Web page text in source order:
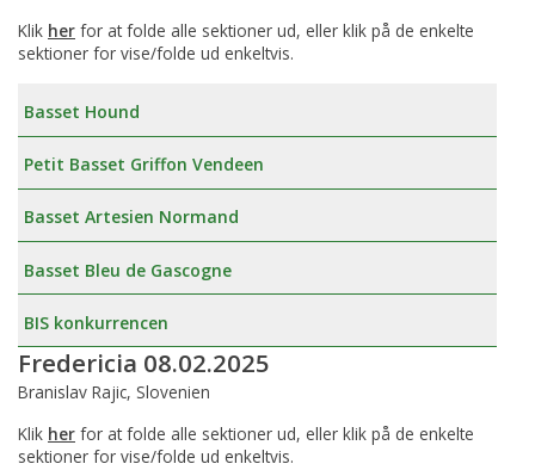
Klik her for at folde alle sektioner ud, eller klik på de enkelte
sektioner for vise/folde ud enkeltvis.
Basset Hound
Petit Basset Griffon Vendeen
Basset Artesien Normand
Basset Bleu de Gascogne
BIS konkurrencen
Fredericia 08.02.2025
Branislav Rajic, Slovenien
Klik her for at folde alle sektioner ud, eller klik på de enkelte
sektioner for vise/folde ud enkeltvis.